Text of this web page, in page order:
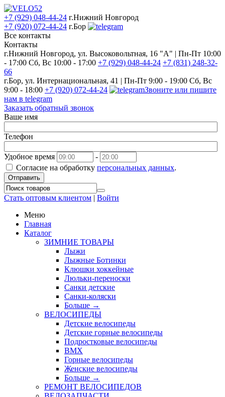
+7 (929) 048-44-24 г.Нижний Новгород
+7 (920) 072-44-24 г.Бор
Все контакты
Контакты
г.Нижний Новгород, ул. Высоковольтная, 16 "А" | Пн-Пт 10:00
- 17:00 Сб, Вс 10:00 - 17:00 +7 (929) 048-44-24 +7 (831) 248-32-
66
г.Бор, ул. Интернациональная, 41 | Пн-Пт 9:00 - 19:00 Сб, Вс
9:00 - 18:00 +7 (920) 072-44-24
Звоните или пишите
нам в telegram
Заказать обратный звонок
Ваше имя
Телефон
Удобное время
-
Согласие на обработку персональных данных.
Отправить
Стать оптовым клиентом | Войти
Меню
Главная
Каталог
ЗИМНИЕ ТОВАРЫ
Лыжи
Лыжные Ботинки
Клюшки хоккейные
Люльки-переноски
Санки детские
Санки-коляски
Больше →
ВЕЛОСИПЕДЫ
Детские велосипеды
Детские горные велосипеды
Подростковые велосипеды
BMX
Горные велосипеды
Женские велосипеды
Больше →
РЕМОНТ ВЕЛОСИПЕДОВ